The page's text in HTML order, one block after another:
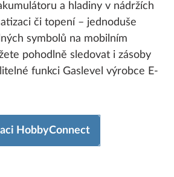
a hladiny v nádržích
či topení – jednoduše
symbolů na mobilním
pohodlně sledovat i zásoby
funkci Gaslevel výrobce E-
HobbyConnect